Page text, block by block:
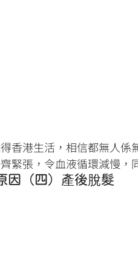
香港生活，相信都無人係
緊張，令血液循環減慢，
因（四）產後脫髮